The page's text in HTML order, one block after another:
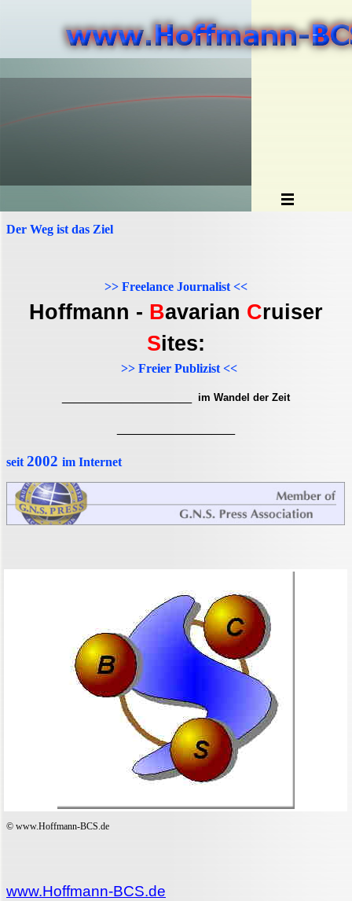
Der Weg ist das Ziel
>> Freelance Journalist <<
Hoffmann - Bavarian Cruiser
Sites:
>> Freier Publizist <<
im Wandel der Zeit
seit 2002 im Internet
© www.Hoffmann-BCS.de
www.Hoffmann-BCS.de